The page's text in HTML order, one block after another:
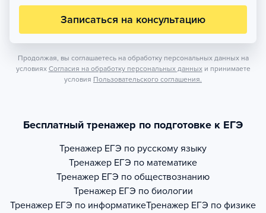
Записаться на консультацию
Продолжая, вы соглашаетесь на обработку персональных данных на
условиях Согласия на обработку персональных данных и принимаете
условия Пользовательского соглашения.
Бесплатный тренажер по подготовке к ЕГЭ
Тренажер ЕГЭ по русскому языку
Тренажер ЕГЭ по математике
Тренажер ЕГЭ по обществознанию
Тренажер ЕГЭ по биологии
Тренажер ЕГЭ по информатикеТренажер ЕГЭ по физике